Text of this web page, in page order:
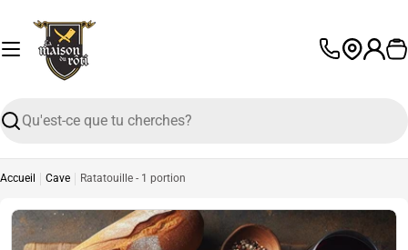
contenu
Recherche
L
u
Accueil Cave Ratatouille - 1 portion